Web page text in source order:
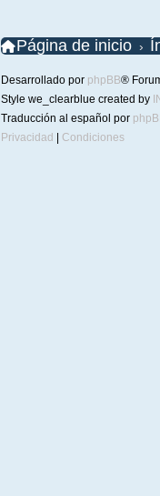
Página de inicio
Desarrollado por phpBB®
Style we_clearblue created by
Traducción al español por
Privacidad
Condiciones